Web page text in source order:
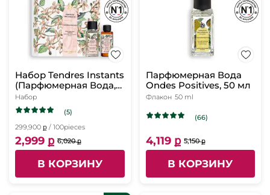
Набор Tendres Instants
(Парфюмерная Вода,
50 мл, Массажное
Масло для Тела, 50
мл)
Набор
(5)
299,900 ք / 100pieces
2,999 ք 6,020 ք
В КОРЗИНУ
Парфюмерная Вода
Ondes Positives, 50 мл
Флакон 50 ml
(66)
4,119 ք 5,150 ք
В КОРЗИНУ